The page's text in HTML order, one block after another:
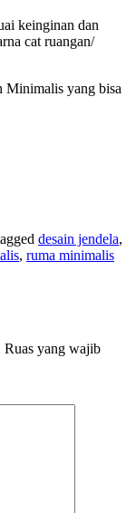
keinginan dan
cat ruangan/
Minimalis yang bisa
desain jendela,
, ruma minimalis
Ruas yang wajib